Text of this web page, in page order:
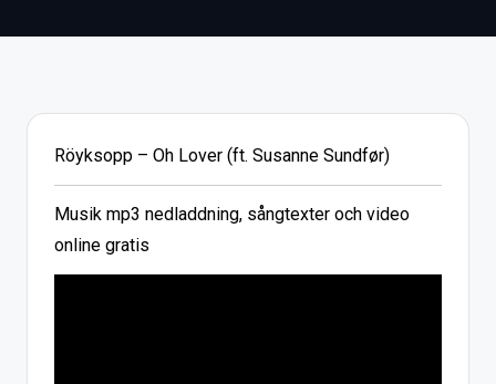
Röyksopp – Oh Lover (ft. Susanne Sundfør)
Musik mp3 nedladdning, sångtexter och video
online gratis